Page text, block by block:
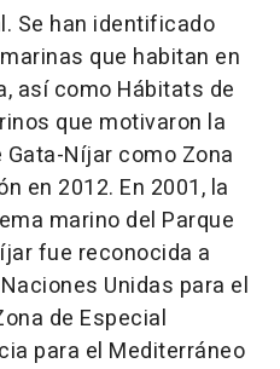
Se han identificado
que habitan en
así como Hábitats de
que motivaron la
Níjar como Zona
en 2012. En 2001, la
marino del Parque
fue reconocida a
Unidas para el
de Especial
para el Mediterráneo